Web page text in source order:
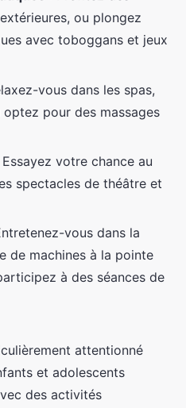
ou plongez
avec toboggans et jeux
vous dans les spas,
pour des massages
Essayez votre chance au
spectacles de théâtre et
vous dans la
de machines à la pointe
à des séances de
attentionné
et adolescents
des activités